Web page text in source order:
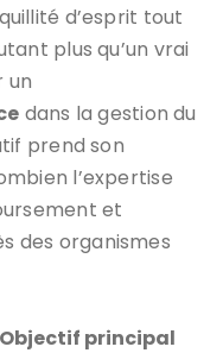
d’esprit tout
plus qu’un vrai
un
dans la gestion du
prend son
l’expertise
et
des organismes
Objectif principal